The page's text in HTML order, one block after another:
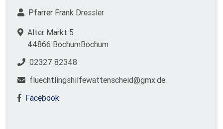
Pfarrer Frank Dressler
Alter Markt 5
44866 BochumBochum
02327 82348
fluechtlingshilfewattenscheid@gmx.de
Facebook